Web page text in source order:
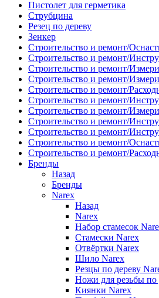
Пистолет для герметика
Струбцина
Резец по дереву
Зенкер
Строительство и ремонт/
Строительство и ремонт/
Строительство и ремонт/
Строительство и ремонт/
Строительство и ремонт/
Строительство и ремонт/
Строительство и ремонт/
Строительство и ремонт/
Строительство и ремонт/
Строительство и ремонт/
Строительство и ремонт/
Бренды
Назад
Бренды
Narex
Назад
Narex
Набор стамесок
Стамески Narex
Отвёртки Narex
Шило Narex
Резцы по дереву
Ножи для резьбы по
Киянки Narex